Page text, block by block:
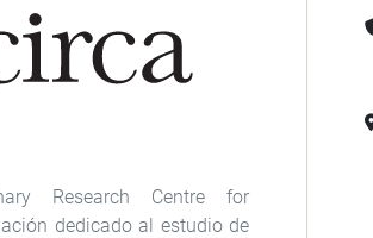
Research Centre for
dedicado al estudio de